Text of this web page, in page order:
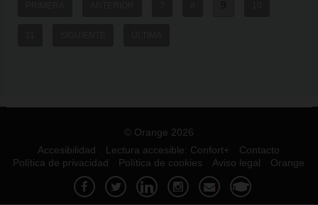
© Orange 2026
Accesibilidad
Lectura accesible: Confort+
Contacto
Política de privacidad
Política de cookies Aviso legal Orange